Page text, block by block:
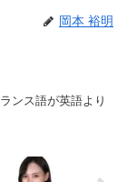
岡本 裕明
ンス語が英語より